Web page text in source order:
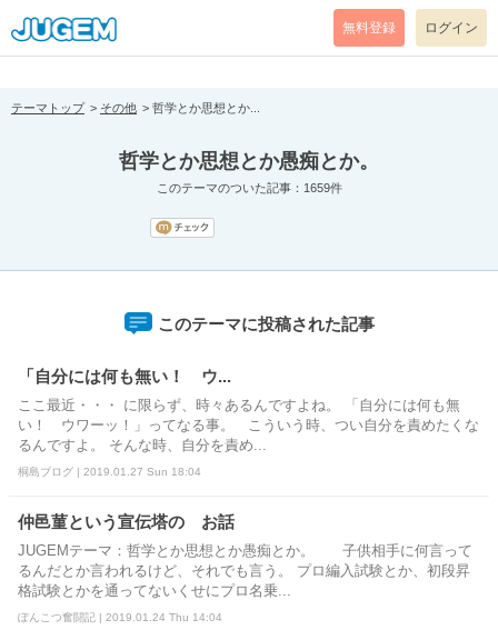
[pear_error: message="Success" code=0 mode=return level=notice
prefix="" info=""]
無料登録 ログイン
テーマトップ その他 哲学とか思想とか...
哲学とか思想とか愚痴とか。
このテーマのついた記事：1659件
このテーマに投稿された記事
「自分には何も無い！ ウ...
ここ最近・・・ に限らず、時々あるんですよね。 「自分には何も無
い！ ウワーッ！」ってなる事。 こういう時、つい自分を責めたくな
るんですよ。 そんな時、自分を責め...
桐島ブログ | 2019.01.27 Sun 18:04
仲邑菫という宣伝塔の お話
JUGEMテーマ：哲学とか思想とか愚痴とか。 子供相手に何言って
るんだとか言われるけど、それでも言う。 プロ編入試験とか、初段昇
格試験とかを通ってないくせにプロ名乗...
ぽんこつ奮闘記 | 2019.01.24 Thu 14:04